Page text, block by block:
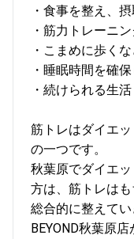
・食事を整え、
・筋力トレーニ
・こまめに歩く
・睡眠時間を確
・続けられる生
筋トレはダイエ
の一つです。
秋葉原でダイエ
方は、筋トレは
総合的に整えてい
BEYOND秋葉原